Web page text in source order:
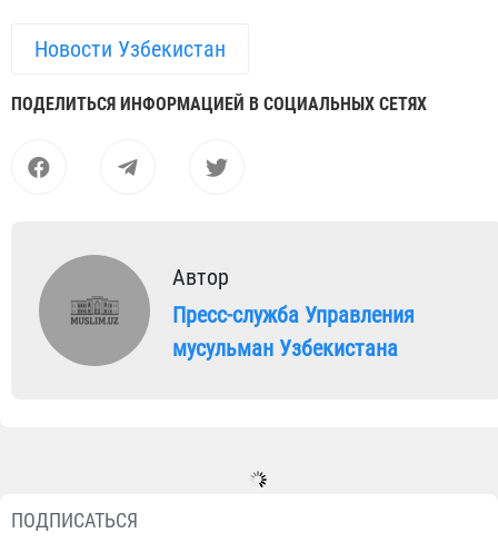
Новости Узбекистан
ПОДЕЛИТЬСЯ ИНФОРМАЦИЕЙ В СОЦИАЛЬНЫХ СЕТЯХ
Автор
Пресс-служба Управления
мусульман Узбекистана
ПОДПИСАТЬСЯ